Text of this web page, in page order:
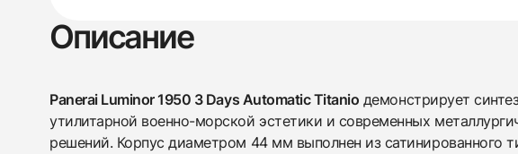
Описание
Panerai Luminor 1950 3 Days Automatic Titanio демонстрирует
утилитарной военно-морской эстетики и современных
решений. Корпус диаметром 44 мм выполнен из сатинированного